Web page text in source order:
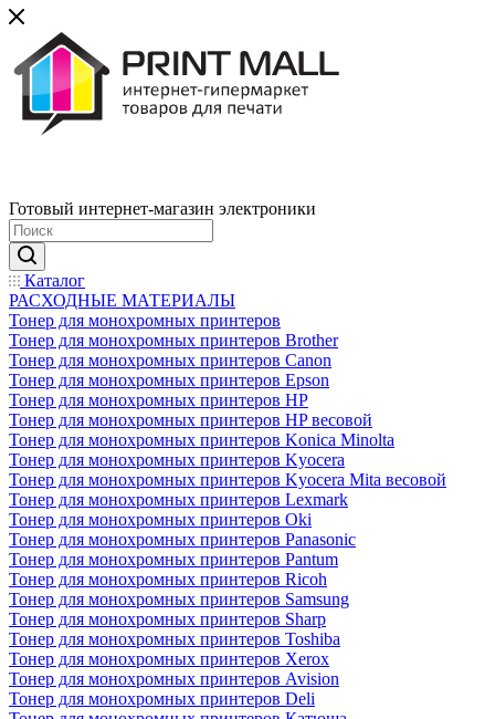
Готовый интернет-магазин электроники
Каталог
РАСХОДНЫЕ МАТЕРИАЛЫ
Тонер для монохромных принтеров
Тонер для монохромных принтеров Brother
Тонер для монохромных принтеров Canon
Тонер для монохромных принтеров Epson
Тонер для монохромных принтеров HP
Тонер для монохромных принтеров HP весовой
Тонер для монохромных принтеров Konica Minolta
Тонер для монохромных принтеров Kyocera
Тонер для монохромных принтеров Kyocera Mita весовой
Тонер для монохромных принтеров Lexmark
Тонер для монохромных принтеров Oki
Тонер для монохромных принтеров Panasonic
Тонер для монохромных принтеров Pantum
Тонер для монохромных принтеров Ricoh
Тонер для монохромных принтеров Samsung
Тонер для монохромных принтеров Sharp
Тонер для монохромных принтеров Toshiba
Тонер для монохромных принтеров Xerox
Тонер для монохромных принтеров Avision
Тонер для монохромных принтеров Deli